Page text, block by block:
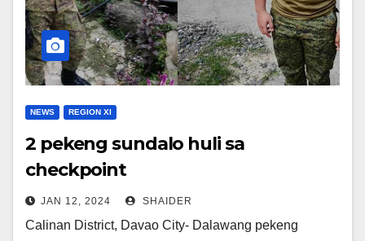
NEWS REGION XI
2 pekeng sundalo huli sa
checkpoint
JAN 12, 2024 SHAIDER
Calinan District, Davao City- Dalawang pekeng